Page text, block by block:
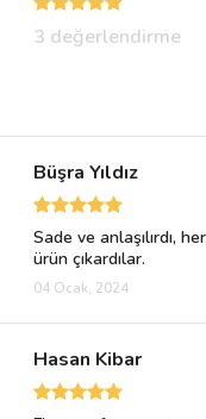
3 değerlendirme
Büşra Yıldız
Sade ve anlaşılırdı,
ürün çıkardılar.
04 Ocak, 2024
Hasan Kibar